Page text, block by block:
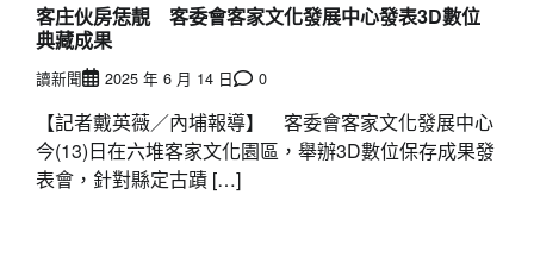
客庄伙房恁靚 客委會客家文化發展中心發表3D數位
典藏成果
讀新聞 2025 年 6 月 14 日 0
【記者戴英薇／內埔報導】 客委會客家文化發展中心
今(13)日在六堆客家文化園區，舉辦3D數位保存成果發
表會，針對縣定古蹟 […]